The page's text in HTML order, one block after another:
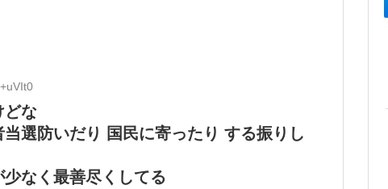
どな
選防いだり 国民に寄ったり する振りし
なく最善尽くしてる